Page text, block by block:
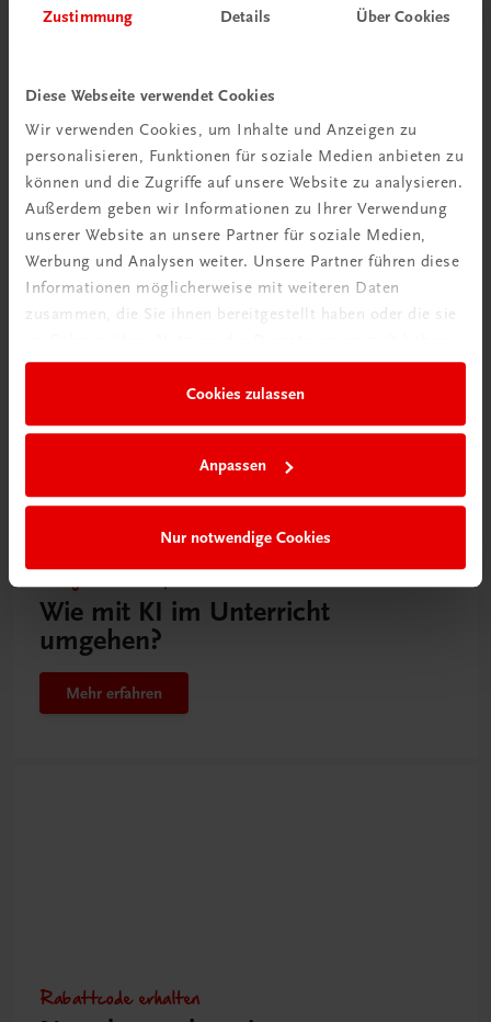
Zustimmung Details Über Cookies
Diese Webseite verwendet Cookies
Wir verwenden Cookies, um Inhalte und Anzeigen zu
personalisieren, Funktionen für soziale Medien anbieten zu
können und die Zugriffe auf unsere Website zu analysieren.
Außerdem geben wir Informationen zu Ihrer Verwendung
unserer Website an unsere Partner für soziale Medien,
Werbung und Analysen weiter. Unsere Partner führen diese
Informationen möglicherweise mit weiteren Daten
zusammen, die Sie ihnen bereitgestellt haben oder die sie
Cookies zulassen
Anpassen
Nur notwendige Cookies
Blattwerk Deutsch – Rechtschreibung und Grammatik
TRAUNER-DigiBox
€ 23,03
Gut zu wissen
Ratgeber Schulpraxis
Wie mit KI im Unterricht
umgehen?
Mehr erfahren
Rabattcode erhalten